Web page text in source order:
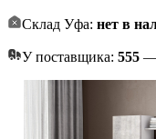
Склад Уфа: нет в
У поставщика: 555 —